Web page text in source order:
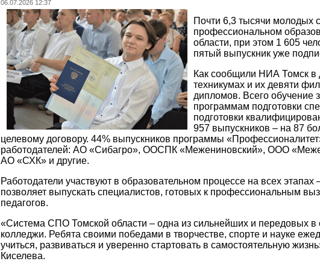
06.07.2026 12:37
Почти 6,3 тысячи молодых
профессиональном
области, при этом 1 605
пятый выпускник уже
Как сообщили НИА Томск в
техникумах и их девяти
дипломов. Всего обучение
программам подготовки
подготовки
957 выпускников – на 87
целевому договору. 44% выпускников программы
работодателей: АО «Сибагро», ООСПК «Межениновский», ООО
АО «СХК» и другие.
Работодатели участвуют в образовательном процессе на всех
позволяет выпускать специалистов, готовых к профессиональным
педагогов.
«Система СПО Томской области – одна из сильнейших и передовых
колледжи. Ребята своими победами в творчестве, спорте и науке
учиться, развиваться и уверенно стартовать в самостоятельную
Киселева.